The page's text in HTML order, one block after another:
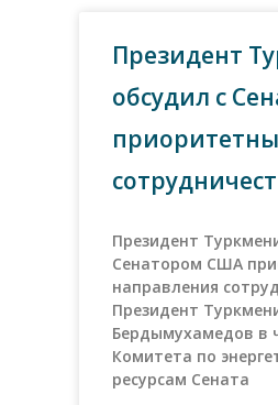
Президент
обсудил с
Президент
Сенатором США
направления
Президент
Бердымухамедов в
Комитета по
ресурсам Сената